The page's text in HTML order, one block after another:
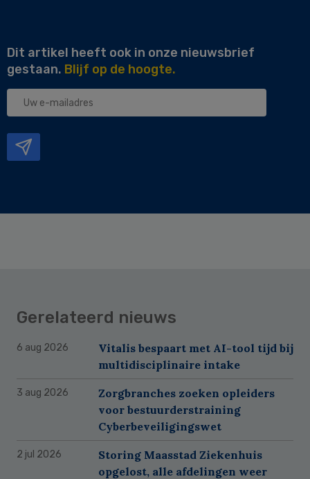
Dit artikel heeft ook in onze nieuwsbrief
gestaan. Blijf op de hoogte.
Uw
Gerelateerd nieuws
6 aug 2026
Vitalis bespaart met AI-tool tijd bij
multidisciplinaire intake
3 aug 2026
Zorgbranches zoeken opleiders
voor bestuurderstraining
Cyberbeveiligingswet
2 jul 2026
Storing Maasstad Ziekenhuis
opgelost, alle afdelingen weer